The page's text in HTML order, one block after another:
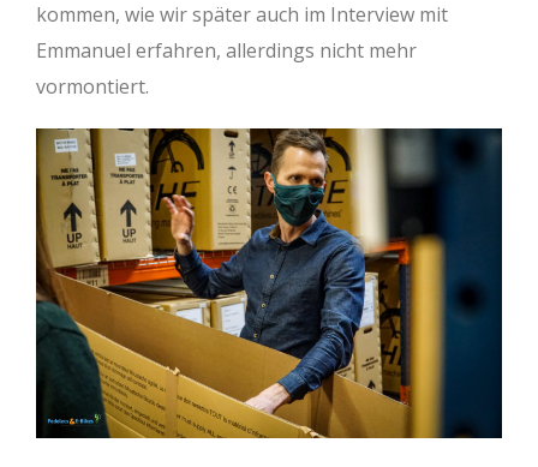
kommen, wie wir später auch im Interview mit
Emmanuel erfahren, allerdings nicht mehr
vormontiert.